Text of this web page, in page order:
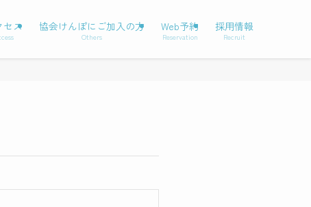
セス 協会けんぽにご加入の方
Others
Web予約
Reservation
採用情報
Recruit